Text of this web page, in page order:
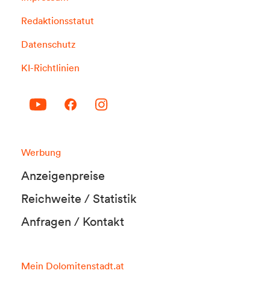
Redaktionsstatut
Datenschutz
KI-Richtlinien
Werbung
Anzeigenpreise
Reichweite / Statistik
Anfragen / Kontakt
Mein Dolomitenstadt.at